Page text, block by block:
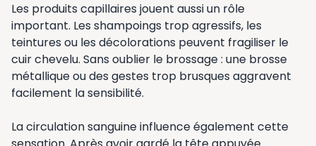
Les produits capillaires jouent aussi un rôle
important. Les shampoings trop agressifs, les
teintures ou les décolorations peuvent fragiliser le
cuir chevelu. Sans oublier le brossage : une brosse
métallique ou des gestes trop brusques aggravent
facilement la sensibilité.
La circulation sanguine influence également cette